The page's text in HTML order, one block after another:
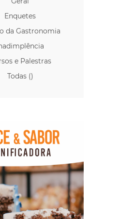
Enquetes
da Gastronomia
e Palestras
Todas ()